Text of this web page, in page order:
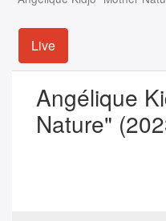
Live
Angélique
Nature"